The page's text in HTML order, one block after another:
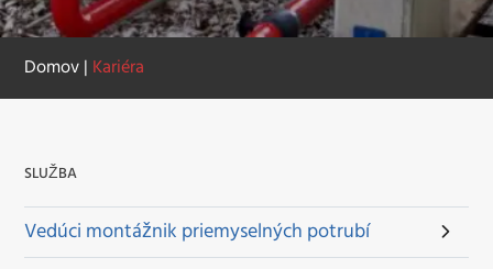
Domov Kariéra
SLUŽBA
Vedúci montážnik priemyselných potrubí